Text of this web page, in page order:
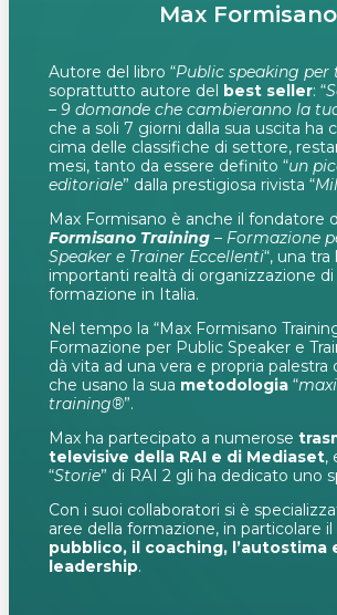
Max Formisano​
Autore del libro “Public speaking
soprattutto autore del best seller: “
– 9 domande che cambieranno la
che a soli 7 giorni dalla sua uscita ha
cima delle classifiche di settore,
mesi, tanto da essere definito “un
editoriale” dalla prestigiosa rivista “
Max Formisano è anche il fondatore
Formisano Training – Formazione
Speaker e Trainer Eccellenti“, una tra
importanti realtà di organizzazione di
formazione in Italia.
Nel tempo la “Max Formisano
Formazione per Public Speaker e
dà vita ad una vera e propria palestra
che usano la sua metodologia “
training®”.
Max ha partecipato a numerose
televisive della RAI e di Mediaset,
“Storie” di RAI 2 gli ha dedicato uno
Con i suoi collaboratori si è
aree della formazione, in particolare il
pubblico, il coaching, l’autostima
leadership.